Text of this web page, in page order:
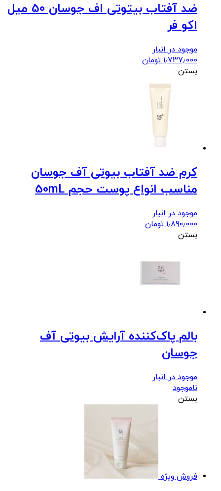
ضد آفتاب بیتوتی اف جوسان 50 میل
اکو فر
موجود در انبار
1٫737٫000 تومان
بستن
کرم ضد آفتاب بیوتی آف جوسان
مناسب انواع پوست حجم 50mL
موجود در انبار
1٫890٫000 تومان
بستن
بالم پاک‌کننده آرایش بیوتی آف
جوسان
موجود در انبار
ناموجود
بستن
فروش ویژه